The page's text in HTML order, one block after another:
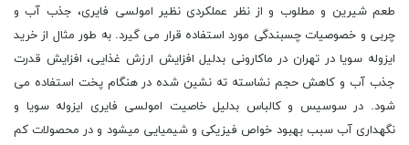
طعم شیرین و مطلوب و از نظر عملکردی نظیر امولسی فایری، جذب آب و
چربی و خصوصیات چسبندگی مورد استفاده قرار می گیرد. به طور مثال از خرید
ایزوله سویا در تهران در ماکارونی بدلیل افزایش ارزش غذایی، افزایش قدرت
جذب آب و کاهش حجم نشاسته ته نشین شده در هنگام پخت استفاده می
شود. در سوسیس و کالباس بدلیل خاصیت امولسی فایری ایزوله سویا و
نگهداری آب سبب بهبود خواص فیزیکی و شیمیایی میشود و در محصولات کم